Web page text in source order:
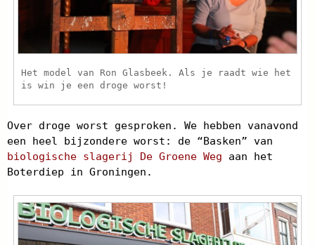
Het model van Ron Glasbeek. Als je raadt wie het
is win je een droge worst!
Over droge worst gesproken. We hebben vanavond
een heel bijzondere worst: de “Basken” van
biologische slagerij De Groene Weg aan het
Boterdiep in Groningen.